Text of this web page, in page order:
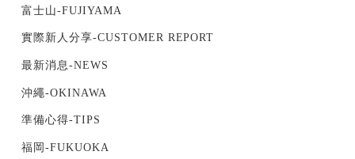
富士山-FUJIYAMA
實際新人分享-CUSTOMER REPORT
最新消息-NEWS
沖繩-OKINAWA
準備心得-TIPS
福岡-FUKUOKA